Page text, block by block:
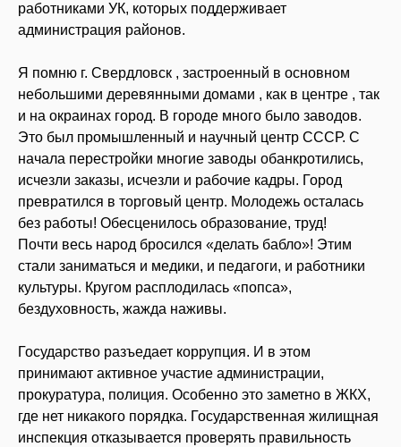
работниками УК, которых поддерживает
администрация районов.
Я помню г. Свердловск , застроенный в основном
небольшими деревянными домами , как в центре , так
и на окраинах город. В городе много было заводов.
Это был промышленный и научный центр СССР. С
начала перестройки многие заводы обанкротились,
исчезли заказы, исчезли и рабочие кадры. Город
превратился в торговый центр. Молодежь осталась
без работы! Обесценилось образование, труд!
Почти весь народ бросился «делать бабло»! Этим
стали заниматься и медики, и педагоги, и работники
культуры. Кругом расплодилась «попса»,
бездуховность, жажда наживы.
Государство разъедает коррупция. И в этом
принимают активное участие администрации,
прокуратура, полиция. Особенно это заметно в ЖКХ,
где нет никакого порядка. Государственная жилищная
инспекция отказывается проверять правильность